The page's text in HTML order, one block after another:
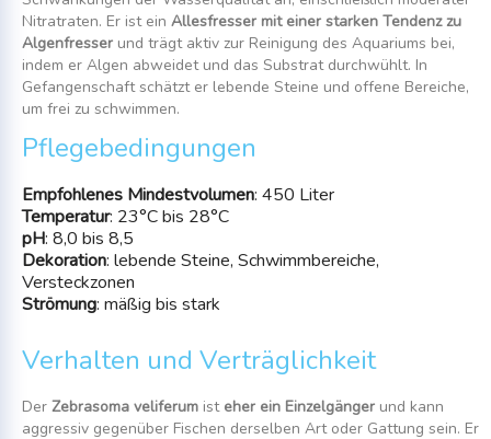
Nitratraten. Er ist ein Allesfresser mit einer starken Tendenz zu
Algenfresser und trägt aktiv zur Reinigung des Aquariums bei,
indem er Algen abweidet und das Substrat durchwühlt. In
Gefangenschaft schätzt er lebende Steine und offene Bereiche,
um frei zu schwimmen.
Pflegebedingungen
Empfohlenes Mindestvolumen: 450 Liter
Temperatur: 23°C bis 28°C
pH: 8,0 bis 8,5
Dekoration: lebende Steine, Schwimmbereiche,
Versteckzonen
Strömung: mäßig bis stark
Verhalten und Verträglichkeit
Der Zebrasoma veliferum ist eher ein Einzelgänger und kann
aggressiv gegenüber Fischen derselben Art oder Gattung sein. Er